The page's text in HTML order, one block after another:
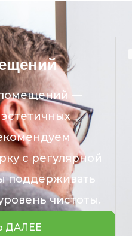
помещений —
с регулярной
поддерживать
чистоты.
ДАЛЕЕ